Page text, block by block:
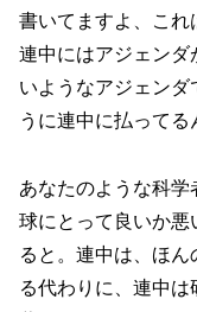
書いてますよ、これ
連中にはアジェンダ
いようなアジェンダ
うに連中に払ってる
あなたのような科
球にとって良いか悪
ると。連中は、ほ
る代わりに、連中